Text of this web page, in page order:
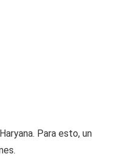
Para esto, un